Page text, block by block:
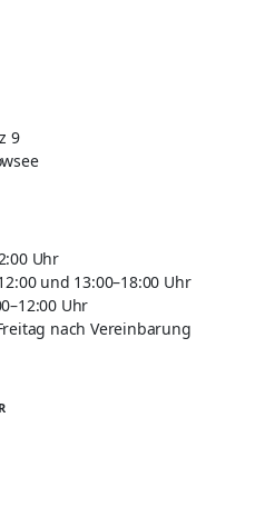
9
Uhr
und 13:00–18:00 Uhr
Uhr
nach Vereinbarung